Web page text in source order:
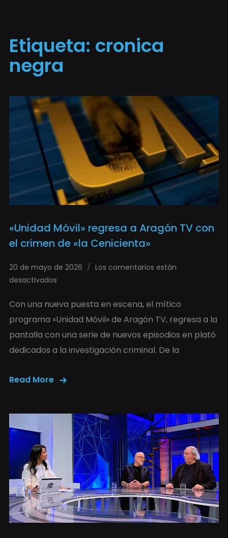
Etiqueta: cronica
negra
«Unidad Móvil» regresa a Aragón TV con
el crimen de «la Cenicienta»
20 de mayo de 2026
Los comentarios están
desactivados
Con una nueva puesta en escena, el mítico
programa «Unidad Móvil» de Aragón TV, regresa a la
pantalla con una serie de nuevos episodios en plató
dedicados a la investigación criminal. De la
Read More